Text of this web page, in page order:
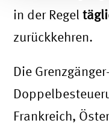
in der Regel
zurückkehren.
Die
Frankreich,